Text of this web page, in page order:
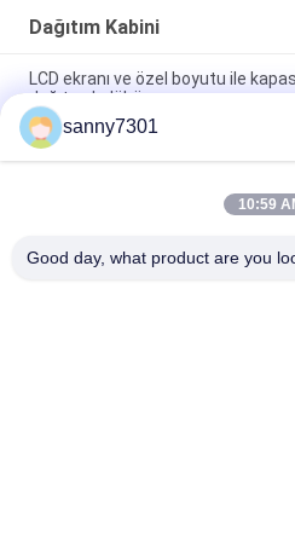
Dağıtım Kabini
LCD ekranı ve özel boyutu ile
dağıtım kulübü
Dokunmatik Ekran Paslanmaz Çelik
Renk 220V/50Hz Güç kaynağı
Otomatik Paslanmaz Çelik Ağırlık
sanny7301
10:59
Good day, what product are you